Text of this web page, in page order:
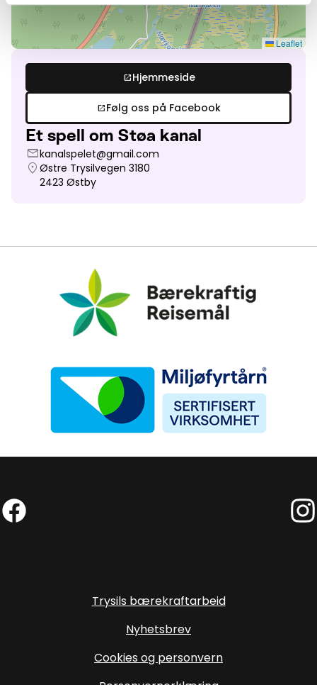
Leaflet
open_in_newHjemmeside
open_in_newFølg oss på Facebook
Et spell om Støa kanal
mailkanalspelet@gmail.com
location_on Østre Trysilvegen 3180
2423 Østby
Bærekraftig Reisemål
Miljøfyrtårn
Trysils bærekraftarbeid
Nyhetsbrev
Cookies og personvern